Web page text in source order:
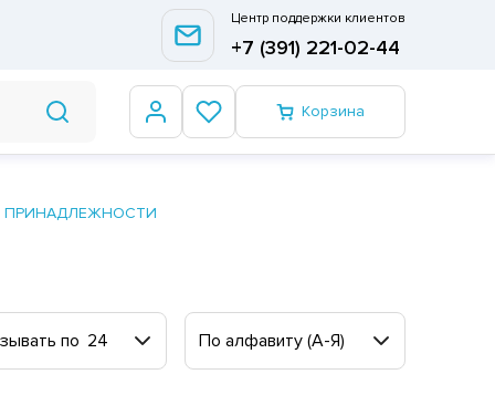
Центр поддержки клиентов
+7 (391) 221-02-44
Корзина
ПРИНАДЛЕЖНОСТИ
по 24 По алфавиту (А-Я)